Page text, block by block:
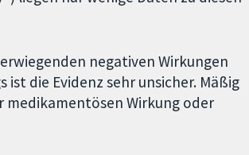
negativen Wirkungen
die Evidenz sehr unsicher. Mäßig
medikamentösen Wirkung oder